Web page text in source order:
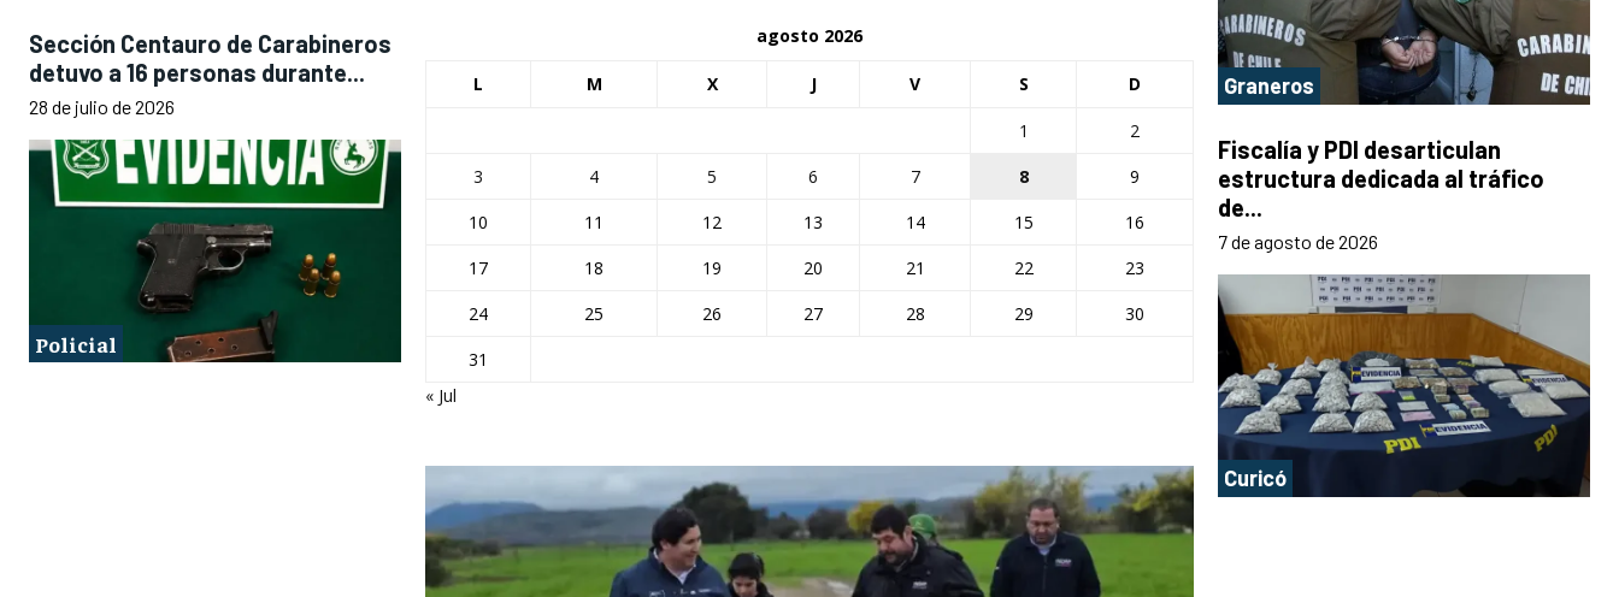
Sección Centauro de Carabineros
detuvo a 16 personas durante...
28 de julio de 2026
Policial
agosto 2026
L M X J V S D
1
2
3
4 5 6 7 8
9
10
11 12 13 14 15
16
17
18 19 20 21 22
23
24
25 26 27 28 29
30
31
« Jul
Graneros
Fiscalía y PDI desarticulan
estructura dedicada al tráfico
de...
7 de agosto de 2026
Curicó